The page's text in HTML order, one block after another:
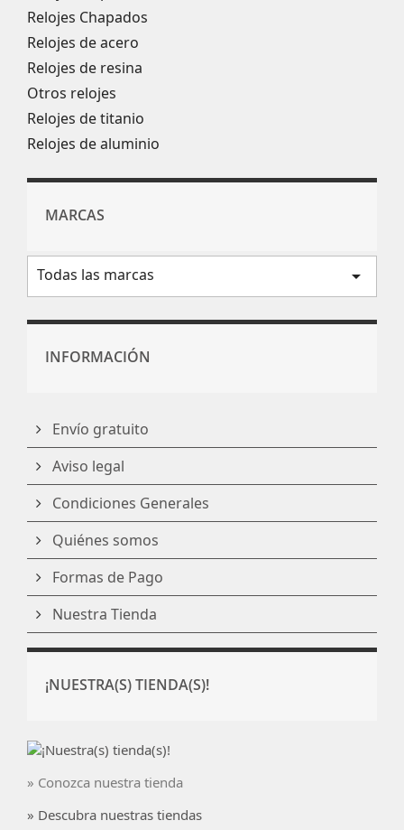
Relojes Chapados
Relojes de acero
Relojes de resina
Otros relojes
Relojes de titanio
Relojes de aluminio
MARCAS
Todas las marcas arrow_drop_down
INFORMACIÓN
Envío gratuito
Aviso legal
Condiciones Generales
Quiénes somos
Formas de Pago
Nuestra Tienda
¡NUESTRA(S) TIENDA(S)!
» Conozca nuestra tienda
» Descubra nuestras tiendas